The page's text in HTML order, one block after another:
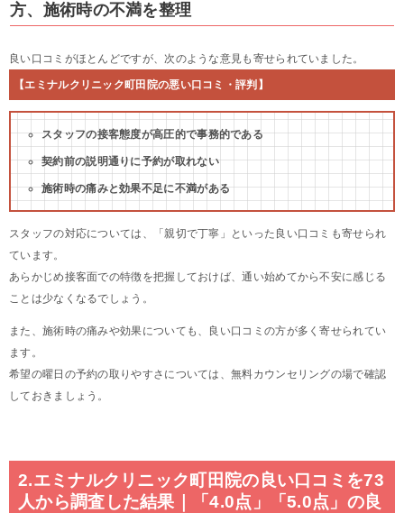
方、施術時の不満を整理
良い口コミがほとんどですが、次のような意見も寄せられていました。
【エミナルクリニック町田院の悪い口コミ・評判】
スタッフの接客態度が高圧的で事務的である
契約前の説明通りに予約が取れない
施術時の痛みと効果不足に不満がある
スタッフの対応については、「親切で丁寧」といった良い口コミも寄せられ
ています。
あらかじめ接客面での特徴を把握しておけば、通い始めてから不安に感じる
ことは少なくなるでしょう。
また、施術時の痛みや効果についても、良い口コミの方が多く寄せられてい
ます。
希望の曜日の予約の取りやすさについては、無料カウンセリングの場で確認
しておきましょう。
2.エミナルクリニック町田院の良い口コミを73
人から調査した結果｜「4.0点」「5.0点」の良